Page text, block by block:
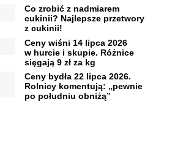
Co zrobić z nadmiarem
cukinii? Najlepsze przetwory
z cukinii!
Ceny wiśni 14 lipca 2026
w hurcie i skupie. Różnice
sięgają 9 zł za kg
Ceny bydła 22 lipca 2026.
Rolnicy komentują: „pewnie
po południu obniżą”